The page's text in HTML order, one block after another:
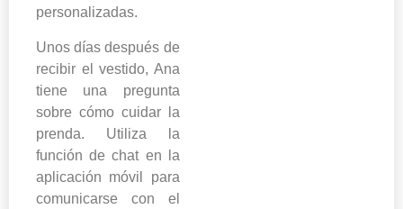
personalizadas.
Unos días después de
recibir el vestido, Ana
tiene una pregunta
sobre cómo cuidar la
prenda. Utiliza la
función de chat en la
aplicación móvil para
comunicarse con el